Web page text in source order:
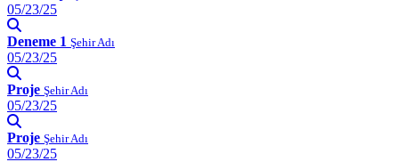
05/23/25
Deneme 1 Şehir Adı
05/23/25
Proje Şehir Adı
05/23/25
Proje Şehir Adı
05/23/25